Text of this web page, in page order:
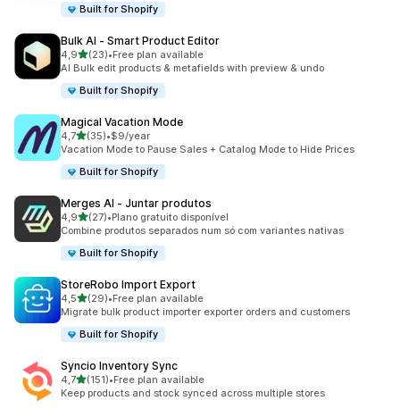
Built for Shopify
Bulk AI ‑ Smart Product Editor
4,9de 5 estrelas
(23)
23 total de avaliações
•Free plan available
AI Bulk edit products & metafields with preview & undo
Built for Shopify
Magical Vacation Mode
4,7de 5 estrelas
(35)
35 total de avaliações
•$9/year
Vacation Mode to Pause Sales + Catalog Mode to Hide Prices
Built for Shopify
Merges AI ‑ Juntar produtos
4,9de 5 estrelas
(27)
27 total de avaliações
•Plano gratuito disponível
Combine produtos separados num só com variantes nativas
Built for Shopify
StoreRobo Import Export
4,5de 5 estrelas
(29)
29 total de avaliações
•Free plan available
Migrate bulk product importer exporter orders and customers
Built for Shopify
Syncio Inventory Sync
4,7de 5 estrelas
(151)
151 total de avaliações
•Free plan available
Keep products and stock synced across multiple stores